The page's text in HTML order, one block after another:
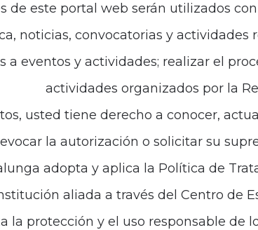
interés Políticas
Política de
de este portal web serán utilizados
noticias, convocatorias y actividades
a eventos y actividades; realizar el
actividades organizados por la
usted tiene derecho a conocer,
la autorización o solicitar su
adopta y aplica la Política de
aliada a través del Centro de
la protección y el uso responsable de